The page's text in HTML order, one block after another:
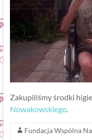
Zakupiliśmy środki
Nowakowskiego.
Fundacja Wspólna